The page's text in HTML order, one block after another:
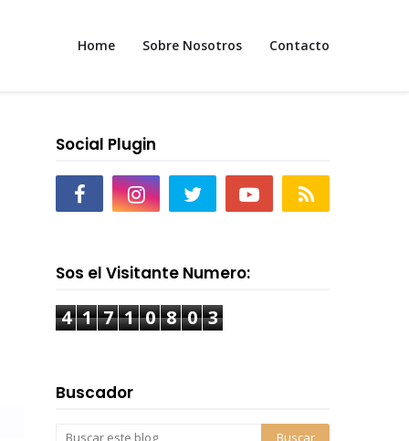
Home Sobre Nosotros Contacto
Social Plugin
Sos el Visitante Numero:
4 1 7 1 0 8 0 3
Buscador